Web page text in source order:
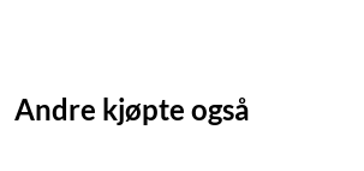
Andre kjøpte også